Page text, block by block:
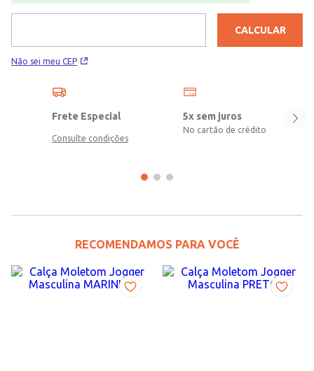
Não sei meu CEP
CALCULAR
Frete Especial
Consulte condições
5x sem juros
No cartão de crédito
RECOMENDAMOS PARA VOCÊ